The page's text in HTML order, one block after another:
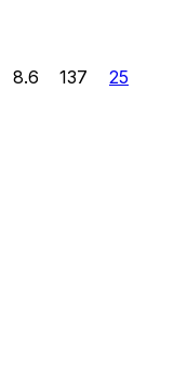
8.6 137 25